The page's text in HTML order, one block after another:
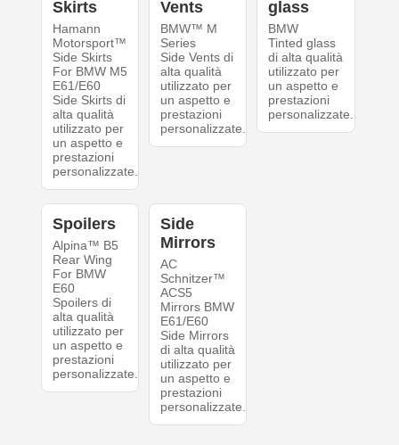
Skirts
Hamann
Motorsport™
Side Skirts
For BMW M5
E61/E60
Side Skirts di
alta qualità
utilizzato per
un aspetto e
prestazioni
personalizzate.
Vents
BMW™ M
Series
Side Vents di
alta qualità
utilizzato per
un aspetto e
prestazioni
personalizzate.
glass
BMW
Tinted glass
di alta qualità
utilizzato per
un aspetto e
prestazioni
personalizzate.
Spoilers
Alpina™ B5
Rear Wing
For BMW
E60
Spoilers di
alta qualità
utilizzato per
un aspetto e
prestazioni
personalizzate.
Side
Mirrors
AC
Schnitzer™
ACS5
Mirrors BMW
E61/E60
Side Mirrors
di alta qualità
utilizzato per
un aspetto e
prestazioni
personalizzate.